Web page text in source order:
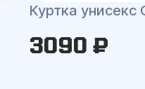
Куртка унисекс
3090 ₽